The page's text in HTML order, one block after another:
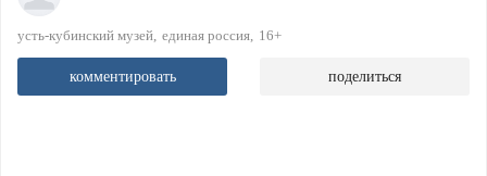
усть-кубинский музей единая россия 16+
комментировать поделиться